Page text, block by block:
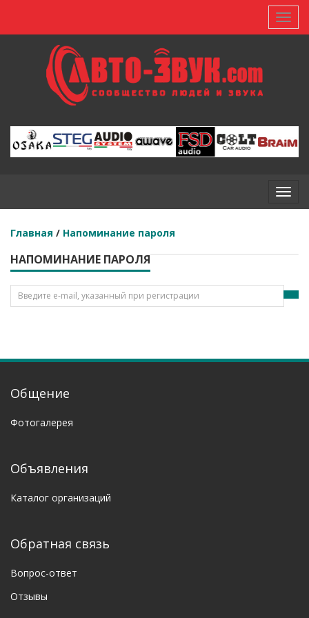
Главная / Напоминание пароля
НАПОМИНАНИЕ ПАРОЛЯ
Общение
Фотогалерея
Объявления
Каталог организаций
Обратная связь
Вопрос-ответ
Отзывы